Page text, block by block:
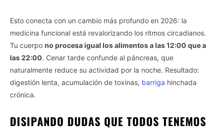
Esto conecta con un cambio más profundo en 2026: la
medicina funcional está revalorizando los ritmos circadianos.
Tu cuerpo no procesa igual los alimentos a las 12:00 que a
las 22:00. Cenar tarde confunde al páncreas, que
naturalmente reduce su actividad por la noche. Resultado:
digestión lenta, acumulación de toxinas, barriga hinchada
crónica.
DISIPANDO DUDAS QUE TODOS TENEMOS